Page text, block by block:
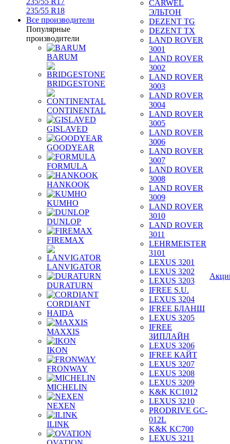
235/55 R18
Все производители
Популярные
производители
BARUM
BRIDGESTONE
CONTINENTAL
GISLAVED
GOODYEAR
FORMULA
HANKOOK
KUMHO
DUNLOP
FIREMAX
LANVIGATOR
DURATURN
CORDIANT
HAIDA
MAXXIS
IKON
FRONWAY
MICHELIN
NEXEN
ILINK
CARWEL
ЭЛЬТОН
DEZENT TG
DEZENT TX
LAND ROVER
3001
LAND ROVER
3002
LAND ROVER
3003
LAND ROVER
3004
LAND ROVER
3005
LAND ROVER
3006
LAND ROVER
3007
LAND ROVER
3008
LAND ROVER
3009
LAND ROVER
3010
LAND ROVER
3011
LEHRMEISTER
3101
LEXUS 3201
LEXUS 3202
LEXUS 3203
IFREE S.U.
LEXUS 3204
IFREE БЛАНШ
LEXUS 3205
IFREE
ЗИПЛАЙН
LEXUS 3206
IFREE КАЙТ
LEXUS 3207
LEXUS 3208
LEXUS 3209
K&K KC1012
LEXUS 3210
PRODRIVE GC-
012L
K&K KC700
LEXUS 3211